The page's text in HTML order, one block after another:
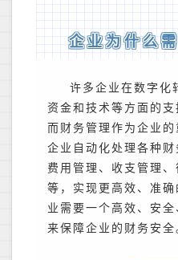
企业为什么
许多企业在数字化
资金和技术等方面的支
而财务管理作为企业
企业自动化处理各种财
费用管理、收支管理
等，实现更高效、准
业需要一个高效、安
来保障企业的财务安全